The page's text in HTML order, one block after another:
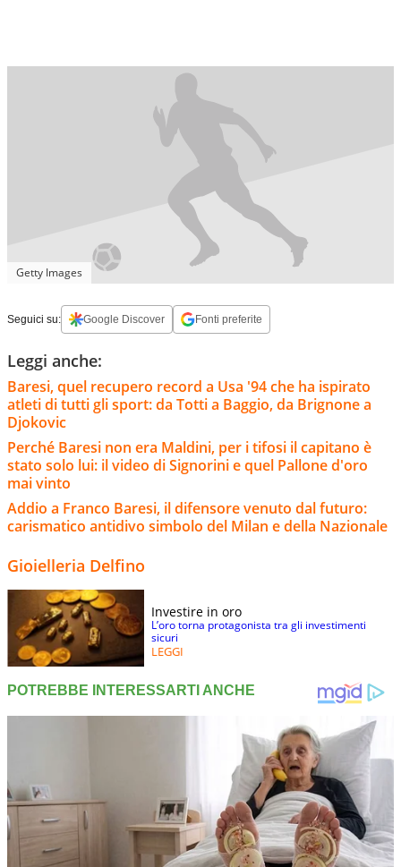
Getty Images
Seguici su: Google Discover Fonti preferite
Leggi anche:
Baresi, quel recupero record a Usa '94 che ha ispirato
atleti di tutti gli sport: da Totti a Baggio, da Brignone a
Djokovic
Perché Baresi non era Maldini, per i tifosi il capitano è
stato solo lui: il video di Signorini e quel Pallone d'oro
mai vinto
Addio a Franco Baresi, il difensore venuto dal futuro:
carismatico antidivo simbolo del Milan e della Nazionale
Gioielleria Delfino
Investire in oro
L’oro torna protagonista tra gli investimenti
sicuri
LEGGI